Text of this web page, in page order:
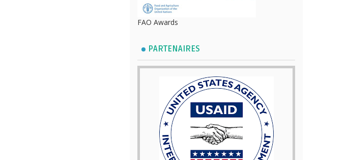
FAO Awards
PARTENAIRES